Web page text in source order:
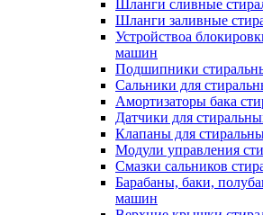
Шланги сливные
Шланги заливные
Устройствоа
машин
Подшипники
Сальники для
Амортизаторы бака
Датчики для
Клапаны для
Модули управления
Смазки сальников
Барабаны, баки,
машин